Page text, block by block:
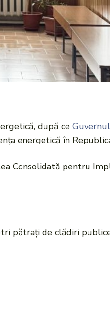
după ce
energetică în
Consolidată pentru
pătrați de clădiri